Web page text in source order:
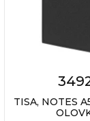
TISA, NOTES